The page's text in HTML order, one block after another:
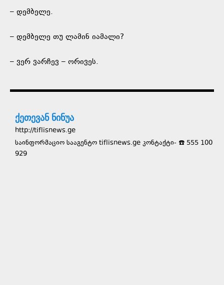
– დემბელე.
– დემბელე თუ ლამინ იამალი?
– ვერ ვარჩევ – ორივეს.
ქეთევან ნინუა
http://tiflisnews.ge
საინფორმაციო სააგენტო tiflisnews.ge კონტაქტი- ☎️ 555 100
929